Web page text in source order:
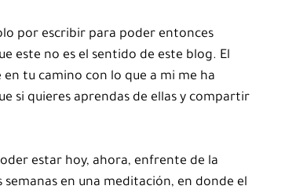
por escribir para poder entonces
este no es el sentido de este blog. El
tu camino con lo que a mi me ha
si quieres aprendas de ellas y compartir
estar hoy, ahora, enfrente de la
en una meditación, en donde el